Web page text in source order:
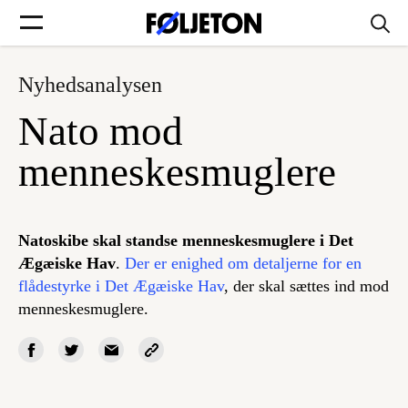
Forsider
Føljetoner
Søg
Min side
Nyhedsanalysen
Nato mod
menneskesmuglere
Natoskibe skal standse menneskesmuglere i Det
Ægæiske Hav. Der er enighed om detaljerne for en
flådestyrke i Det Ægæiske Hav, der skal sættes ind mod
menneskesmuglere.